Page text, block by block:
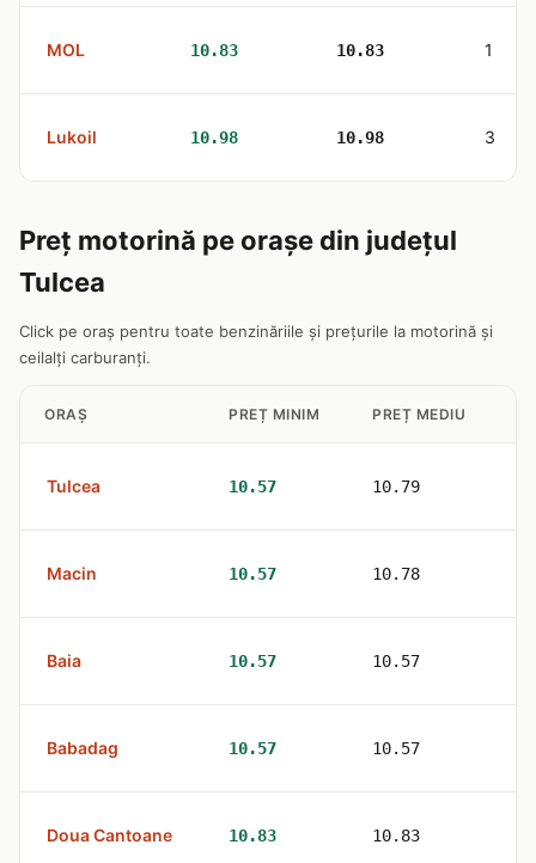
MOL 10.83 10.83 1
Lukoil 10.98 10.98 3
Preț motorină pe orașe din județul
Tulcea
Click pe oraș pentru toate benzinăriile și prețurile la motorină și
ceilalți carburanți.
ORAȘ PREȚ MINIM PREȚ MEDIU
Tulcea 10.57 10.79
Macin 10.57 10.78
Baia 10.57 10.57
Babadag 10.57 10.57
Doua Cantoane 10.83 10.83